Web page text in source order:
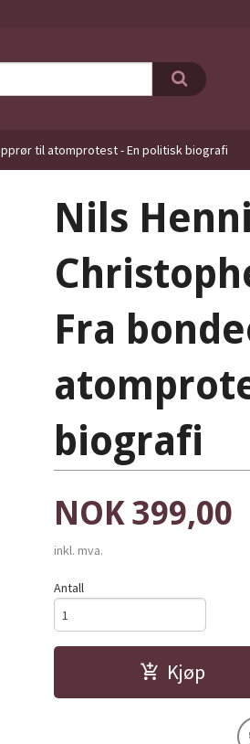
til atomprotest - En politisk biografi
Nils
Fra
biografi
Pris
NOK399,00
inkl. mva.
Antall
Kjøp